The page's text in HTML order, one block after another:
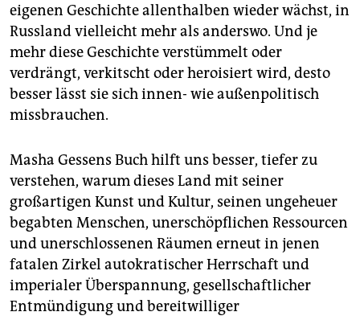
eigenen Geschichte allenthalben wieder wächst, in
Russland vielleicht mehr als anderswo. Und je
mehr diese Geschichte verstümmelt oder
verdrängt, verkitscht oder heroisiert wird, desto
besser lässt sie sich innen- wie außenpolitisch
missbrauchen.
Masha Gessens Buch hilft uns besser, tiefer zu
verstehen, warum dieses Land mit seiner
großartigen Kunst und Kultur, seinen ungeheuer
begabten Menschen, unerschöpflichen Ressourcen
und unerschlossenen Räumen erneut in jenen
fatalen Zirkel autokratischer Herrschaft und
imperialer Überspannung, gesellschaftlicher
Entmündigung und bereitwilliger